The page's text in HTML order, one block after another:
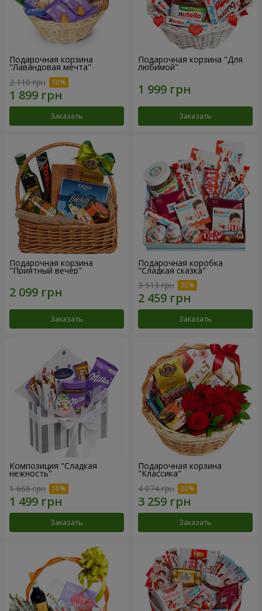
Подарочная корзина
"Лавандовая мечта"
2 110 грн
Заказать
Подарочная корзина "Для
любимой"
Заказать
Подарочная корзина
"Приятный вечер"
Заказать
Подарочная коробка
"Сладкая сказка"
3 513 грн
Заказать
Композиция "Сладкая
нежность"
1 666 грн
Заказать
Подарочная корзина
"Классика"
4 074 грн
Заказать